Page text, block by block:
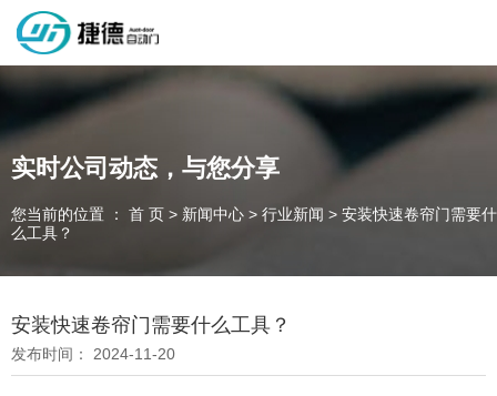
深圳市捷德自动门有限公司，专业从事自动门工业门类产品的生产
制作销售和安装的企业，欢迎咨询！
为客户量身定制独属于您的工业门 快速门
设计、制作、安装、售后一站式服务
实时公司动态，与您分享
您当前的位置 ： 首 页 > 新闻中心 > 行业新闻 > 安装快速卷帘门需要什
么工具？
安装快速卷帘门需要什么工具？
发布时间： 2024-11-20